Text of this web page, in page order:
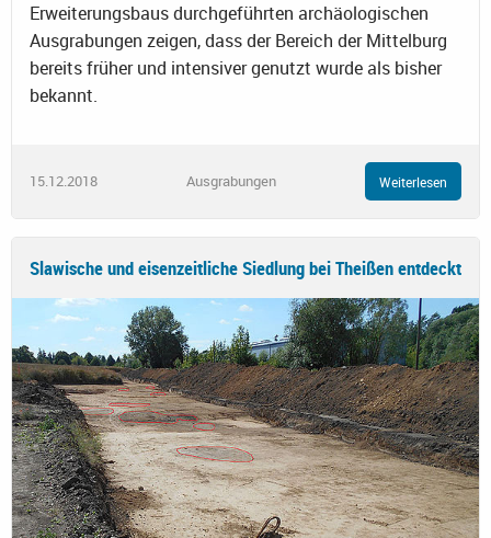
Erweiterungsbaus durchgeführten archäologischen
Ausgrabungen zeigen, dass der Bereich der Mittelburg
bereits früher und intensiver genutzt wurde als bisher
bekannt.
15.12.2018 Ausgrabungen Weiterlesen
Slawische und eisenzeitliche Siedlung bei Theißen entdeckt